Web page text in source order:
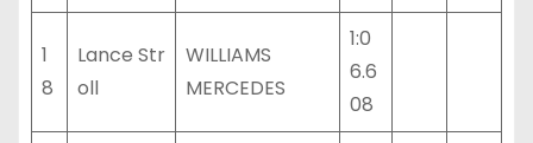
1
8
Lance Str
oll
WILLIAMS
MERCEDES
1:0
6.6
08